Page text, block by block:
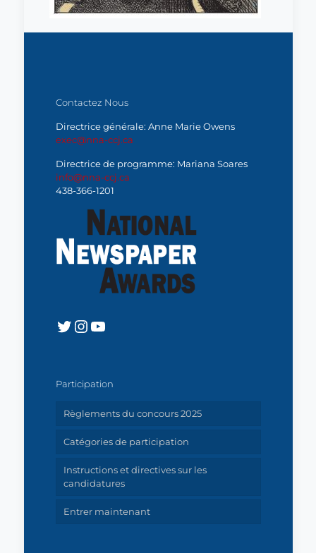
Contactez Nous
Directrice générale: Anne Marie Owens
exec@nna-ccj.ca
Directrice de programme: Mariana Soares
info@nna-ccj.ca
438-366-1201
Twitter
Instagram
YouTube
Participation
Règlements du concours 2025
Catégories de participation
Instructions et directives sur les
candidatures
Entrer maintenant